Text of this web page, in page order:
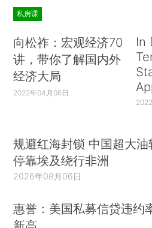
私房课
向松祚：宏观经济70
讲，带你了解国内外
经济大局
2022年04月06日
In
规避红海封锁 中国超大油
停靠埃及绕行非洲
2026年08月06日
惠誉：美国私募信贷违约